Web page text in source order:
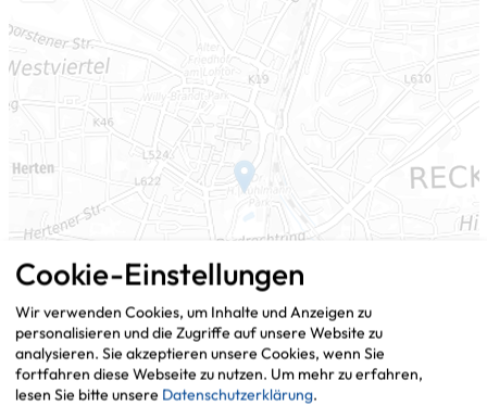
Cookie-Einstellungen
Wir verwenden Cookies, um Inhalte und Anzeigen zu
personalisieren und die Zugriffe auf unsere Website zu
analysieren. Sie akzeptieren unsere Cookies, wenn Sie
fortfahren diese Webseite zu nutzen. Um mehr zu erfahren,
lesen Sie bitte unsere Datenschutzerklärung.